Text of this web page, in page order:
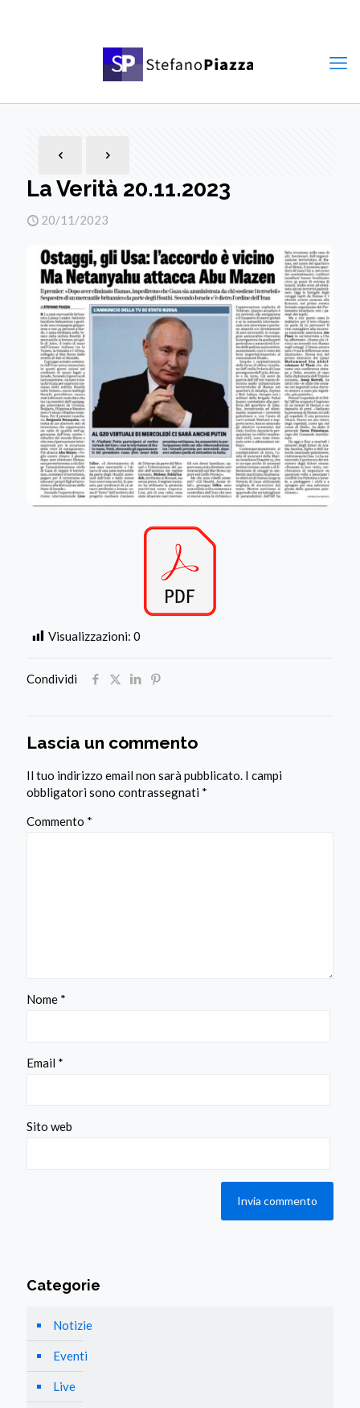
La Verità 20.11.2023
20/11/2023
Visualizzazioni: 0
Condividi
Lascia un commento
Il tuo indirizzo email non sarà pubblicato. I campi
obbligatori sono contrassegnati *
Commento *
Nome *
Email *
Sito web
Categorie
Notizie
Eventi
Live